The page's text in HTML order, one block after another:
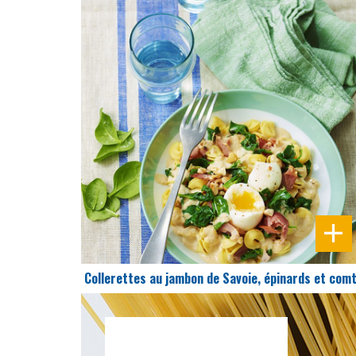
DIFFICULTÉ
PRÉPARATION
20 Min
Collerettes au jambon de Savoie, épinards et